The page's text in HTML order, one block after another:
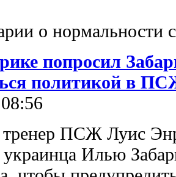
о нормальности
попросил
политикой в
ПСЖ Луис
украинца Илью